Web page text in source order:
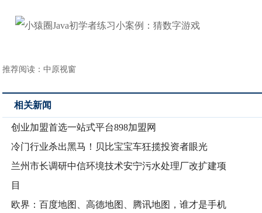
推荐阅读：中原视窗
相关新闻
创业加盟首选一站式平台898加盟网
冷门行业杀出黑马！贝比宝宝车狂揽投资者眼光
兰州市长调研中信环境技术安宁污水处理厂改扩建项
目
欧界：百度地图、高德地图、腾讯地图，谁才是手机